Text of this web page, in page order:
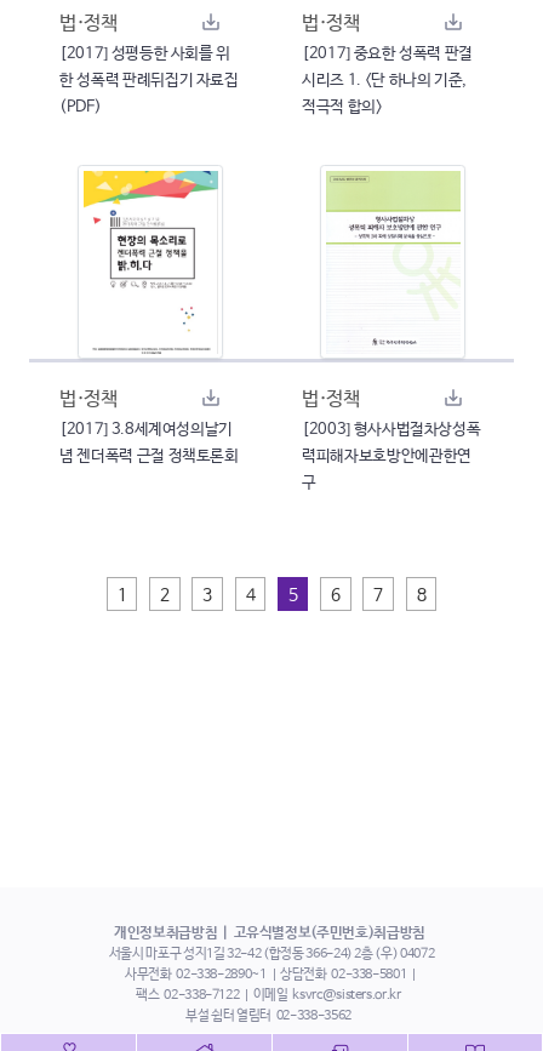
법·정책
[2017] 성평등한 사회를 위
한 성폭력 판례뒤집기 자료집
(PDF)
법·정책
[2017] 중요한 성폭력 판결
시리즈 1. <단 하나의 기준,
적극적 합의>
법·정책
[2017] 3.8세계여성의날기
념 젠더폭력 근절 정책토론회
법·정책
[2003] 형사사법절차상성폭
력피해자보호방안에관한연
구
1 2 3 4 5 6 7 8
개인정보취급방침 고유식별정보(주민번호)취급방침
서울시 마포구 성지1길 32-42 (합정동 366-24) 2층 (우) 04072
사무전화 02-338-2890~1 상담전화 02-338-5801
팩스 02-338-7122 이메일 ksvrc@sisters.or.kr
부설 쉼터 열림터 02-338-3562